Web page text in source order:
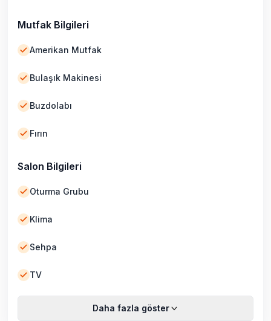
Mutfak Bilgileri
Amerikan Mutfak
Bulaşık Makinesi
Buzdolabı
Fırın
Salon Bilgileri
Oturma Grubu
Klima
Sehpa
TV
Daha fazla göster